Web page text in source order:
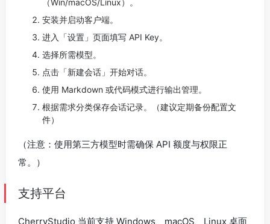
（Win/macOS/Linux）。
安装并启动客户端。
进入「设置」页面填写 API Key。
选择所需模型。
点击「新建会话」开始对话。
使用 Markdown 或代码模式进行输出管理。
根据需求分类保存会话记录。（建议定期备份配置文
件）
（注意：使用第三方模型时需确保 API 额度与权限正
常。）
支持平台
CherryStudio 当前支持 Windows、macOS、Linux 桌面